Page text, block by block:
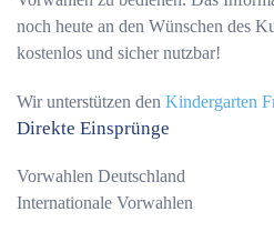
noch heute an den Wünschen des
kostenlos und sicher nutzbar!
Wir unterstützen den Kindergarten
Direkte Einsprünge
Vorwahlen Deutschland
Internationale Vorwahlen